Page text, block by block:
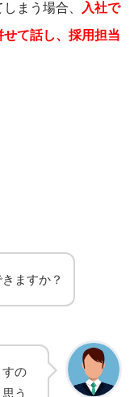
まう場合、
入社で
て話し、採用担当
ますか？
の
う